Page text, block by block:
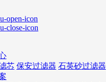
芯 保安过滤器 石英砂过滤器